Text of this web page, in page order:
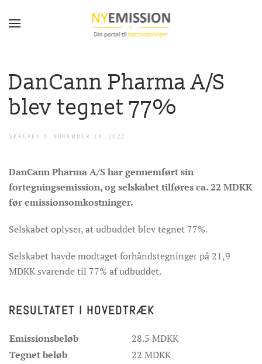
Gå til hovedindhold
DanCann Pharma A/S
blev tegnet 77%
SKREVET D. NOVEMBER 18, 2022 .
DanCann Pharma A/S har gennemført sin
fortegningsemission, og selskabet tilføres ca. 22 MDKK
før emissionsomkostninger.
Selskabet oplyser, at udbuddet blev tegnet 77%.
Selskabet havde modtaget forhåndstegninger på 21,9
MDKK svarende til 77% af udbuddet.
RESULTATET I HOVEDTRÆK
Emissionsbeløb
28.5 MDKK
Tegnet beløb
22 MDKK